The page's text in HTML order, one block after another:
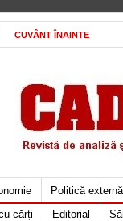
CUVÂNT ÎNAINTE
Politică externă
cărți Editorial